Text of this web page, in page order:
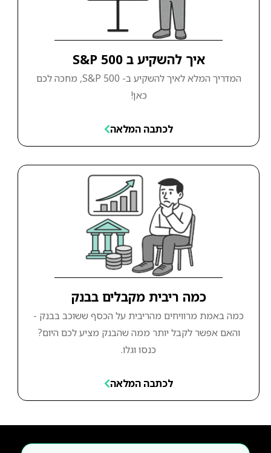
איך להשקיע ב S&P 500
המדריך המלא לאיך להשקיע ב- S&P 500, מחכה לכם
כאן!
לכתבה המלאה
כמה ריבית מקבלים בבנק
כמה באמת מרוויחים מהריבית על הכסף ששוכב בבנק -
והאם אפשר לקבל יותר ממה שהבנק מציע לכם היום?
כנסו וגלו.
לכתבה המלאה